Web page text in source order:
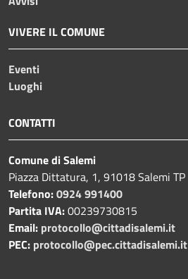
VIVERE IL COMUNE
Eventi
Luoghi
CONTATTI
Comune di Salemi
Piazza Dittatura, 1, 91018 Salemi TP
Telefono:0924 991400
Partita IVA:00239730815
Email: protocollo@cittadisalemi.it
PEC: protocollo@pec.cittadisalemi.it